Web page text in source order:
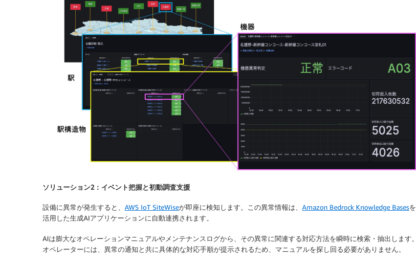
ソリューション2：イベント把握と初動調査支援
設備に異常が発生すると、 AWS IoT SiteWiseが即座に検知します。この異常情報は、 Amazon Bedrock Knowledge Basesを
活用した生成AIアプリケーションに自動連携されます。
AIは膨大なオペレーションマニュアルやメンテナンスログから、その異常に関連する対応方法を瞬時に検索・抽出します。
オペレーターには、異常の通知と共に具体的な対応手順が提示されるため、マニュアルを探し回る必要がありません。